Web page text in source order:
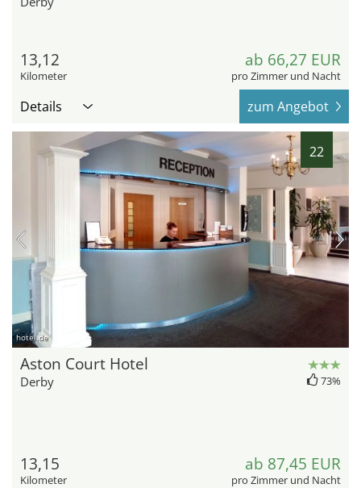
13,12
Kilometer
ab 66,27 EUR
pro Zimmer und Nacht
Details zum Angebot
22
hotel.de
Aston Court Hotel
Derby 73%
13,15
Kilometer
ab 87,45 EUR
pro Zimmer und Nacht